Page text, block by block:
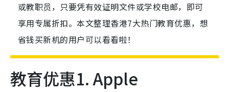
或教职员，只要凭有效证明文件或学校电邮，即可
享用专属折扣。本文整理香港7大热门教育优惠，想
省钱买新机的用户可以看看啦！
教育优惠1. Apple